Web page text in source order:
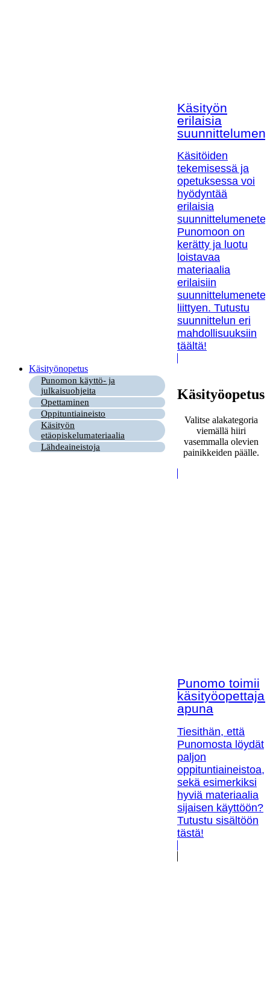
Käsityön
erilaisia
Käsitöiden
tekemisessä ja
opetuksessa voi
hyödyntää
erilaisia
Punomoon on
kerätty ja luotu
loistavaa
materiaalia
erilaisiin
liittyen. Tutustu
suunnittelun eri
mahdollisuuksiin
täältä!
Käsityönopetus
Punomon käyttö- ja
julkaisuohjeita
Opettaminen
Oppituntiaineisto
Käsityön
etäopiskelumateriaalia
Lähdeaineistoja
Käsityöopetus
Valitse alakategoria
viemällä hiiri
vasemmalla olevien
painikkeiden päälle.
Punomo toimii
apuna
Tiesithän, että
Punomosta löydät
paljon
oppituntiaineistoa,
sekä esimerkiksi
hyviä materiaalia
sijaisen käyttöön?
Tutustu sisältöön
tästä!